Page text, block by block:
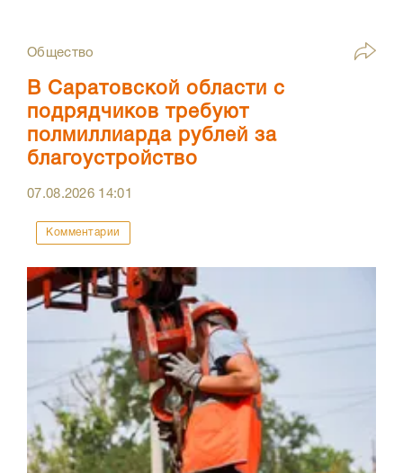
Общество
В Саратовской области с
подрядчиков требуют
полмиллиарда рублей за
благоустройство
07.08.2026 14:01
Комментарии